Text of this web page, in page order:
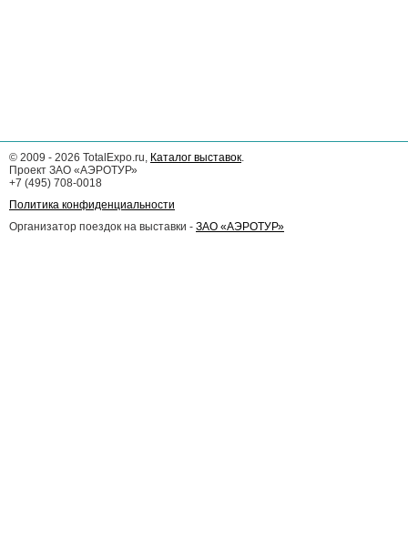
© 2009 - 2026 TotalExpo.ru, Каталог выставок.
Проект ЗАО «АЭРОТУР»
+7 (495) 708-0018
Политика конфиденциальности
Организатор поездок на выставки - ЗАО «АЭРОТУР»